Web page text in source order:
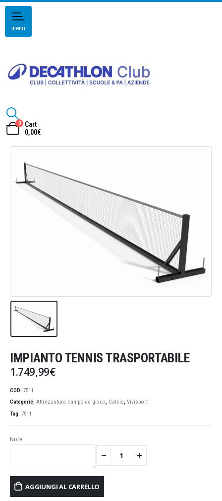
menu
0
Cart
0,00€
IMPIANTO TENNIS TRASPORTABILE
1.749,99€
COD: 7511
Categorie: Attrezzatura campo da gioco, Calcio, Vivisport
Tag: 7511
Note
AGGIUNGI AL CARRELLO